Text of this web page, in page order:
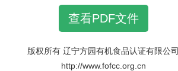
查看PDF文件
版权所有 辽宁方园有机食品认证有限公司
http://www.fofcc.org.cn